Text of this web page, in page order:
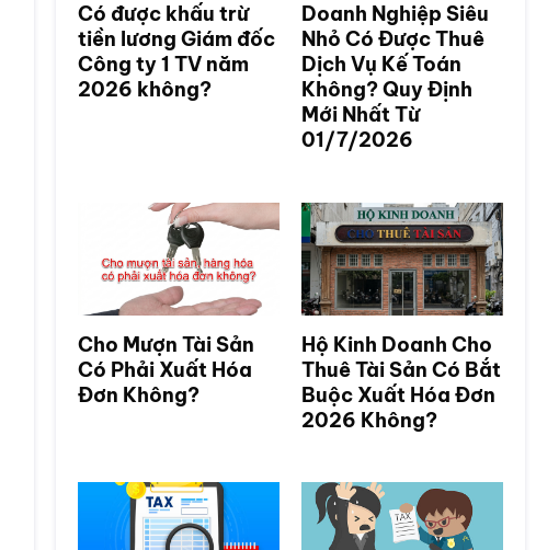
Có được khấu trừ
tiền lương Giám đốc
Công ty 1 TV năm
2026 không?
Doanh Nghiệp Siêu
Nhỏ Có Được Thuê
Dịch Vụ Kế Toán
Không? Quy Định
Mới Nhất Từ
01/7/2026
Cho Mượn Tài Sản
Có Phải Xuất Hóa
Đơn Không?
Hộ Kinh Doanh Cho
Thuê Tài Sản Có Bắt
Buộc Xuất Hóa Đơn
2026 Không?